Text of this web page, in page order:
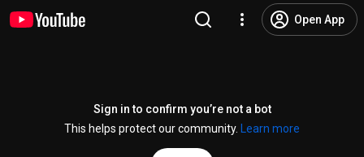
Open App
Sign in to confirm you’re not a bot
This helps protect our community.
Learn more